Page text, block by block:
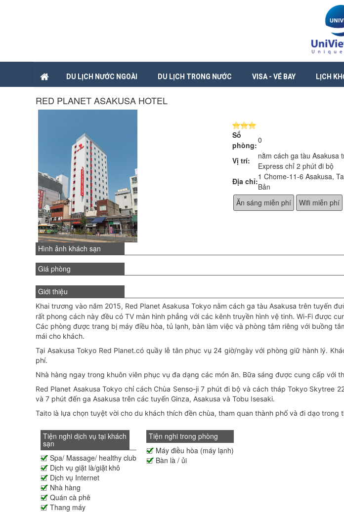
DU LỊCH NƯỚC NGOÀI DU LỊCH TRONG NƯỚC VISA - VÉ BAY LỊCH
RED PLANET ASAKUSA HOTEL
Số
phòng:
0
Vị trí:
nằm cách ga tàu Asakusa
Express chỉ 2 phút đi bộ
Địa chỉ:1 Chome-11-6 Asakusa,
Bản
Ăn sáng miễn phí
Wifi miễn phí
Hình ảnh khách sạn
Giá phòng
Giới thiệu
Khai trương vào năm 2015, Red Planet Asakusa Tokyo nằm cách ga tàu Asakusa trên tuyến
rất phong cách này đều có TV màn hình phẳng với các kênh truyền hình vệ tinh. Wi-Fi được
Các phòng được trang bị máy điều hòa, tủ lạnh, bàn làm việc và phòng tắm riêng với buồng
mái cho khách.
Tại Asakusa Tokyo Red Planet.có quầy lễ tân phục vụ 24 giờ/ngày với phòng giữ hành lý.
phí.
Nhà hàng ngay trong khuôn viên phục vụ đa dạng các món ăn. Bữa sáng được cung cấp với
Red Planet Asakusa Tokyo chỉ cách Chùa Senso-ji 7 phút đi bộ và cách tháp Tokyo
và 7 phút đến ga Asakusa trên các tuyến Ginza, Asakusa và Tobu Isesaki.
Taito là lựa chọn tuyệt vời cho du khách thích đền chùa, tham quan thành phốvà đi dạo trong
Tiện nghi dịch vụ tại khách
sạn
Spa/ Massage/ healthy club
Dịch vụ giặt là/giặt khô
Dịch vụ Internet
Nhà hàng
Quán cà phê
Thang máy
Tiện nghi trong phòng
Máy điều hòa (máy lạnh)
Bàn là / ủi